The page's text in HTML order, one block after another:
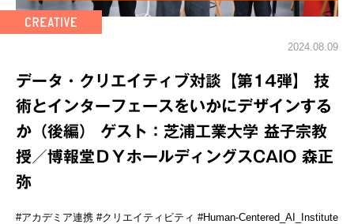
2024.08.09
データ・クリエイティブ対談【第14弾】 技
術とインターフェースをいかにデザインする
か（後編） ゲスト：芝浦工業大学 益子宗教
授／博報堂ＤＹホールディングスCAIO 森正
弥
#アカデミア連携 #クリエイティビティ #Human-Centered_AI_Institute